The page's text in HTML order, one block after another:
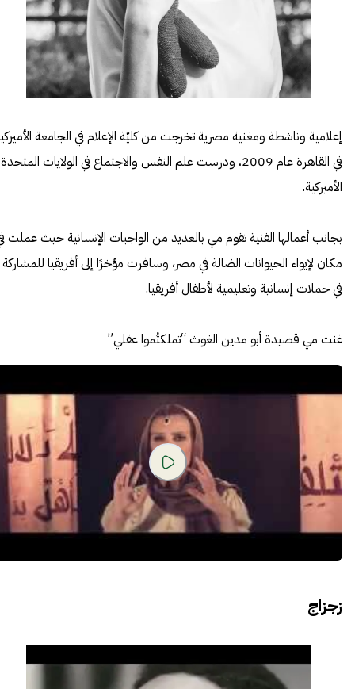
إعلامية وناشطة ومغنية مصرية تخرجت من كليّة الإعلام في الجامعة
في القاهرة عام 2009، ودرست علم النفس والاجتماع في الولايات المتحدة
الأميركية.
بجانب أعمالها الفنية تقوم مي بالعديد من الواجبات الإنسانية حيث عملت
مكان لإيواء الحيوانات الضالة في مصر، وسافرت مؤخرًا إلى أفريقيا للمشاركة
في حملات إنسانية وتعليمية لأطفال أفريقيا.
غنت مي قصيدة أبو مدين الغوث “تملكتُموا عقلي”
زجزاج